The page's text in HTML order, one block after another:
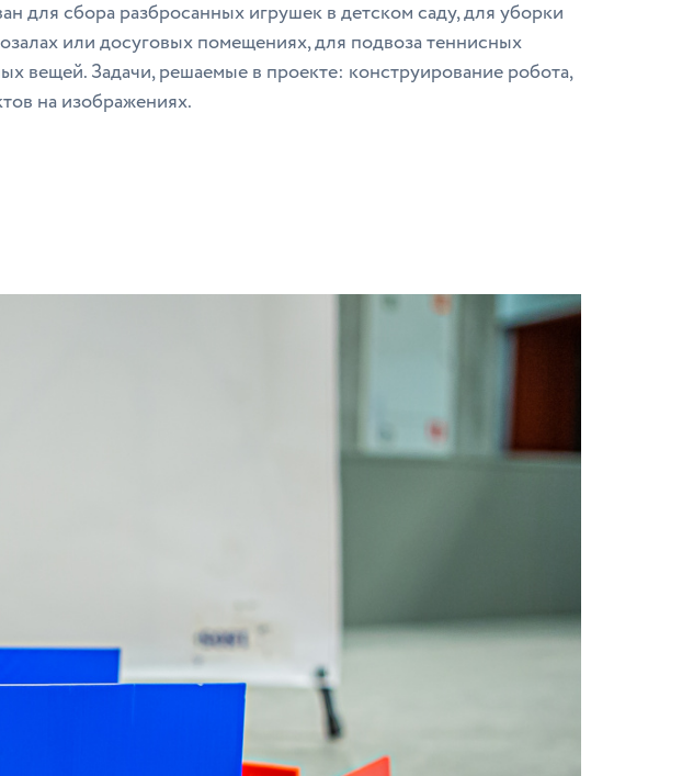
для сбора разбросанных игрушек в детском саду, для уборки
или досуговых помещениях, для подвоза теннисных
вещей. Задачи, решаемые в проекте: конструирование робота,
на изображениях.